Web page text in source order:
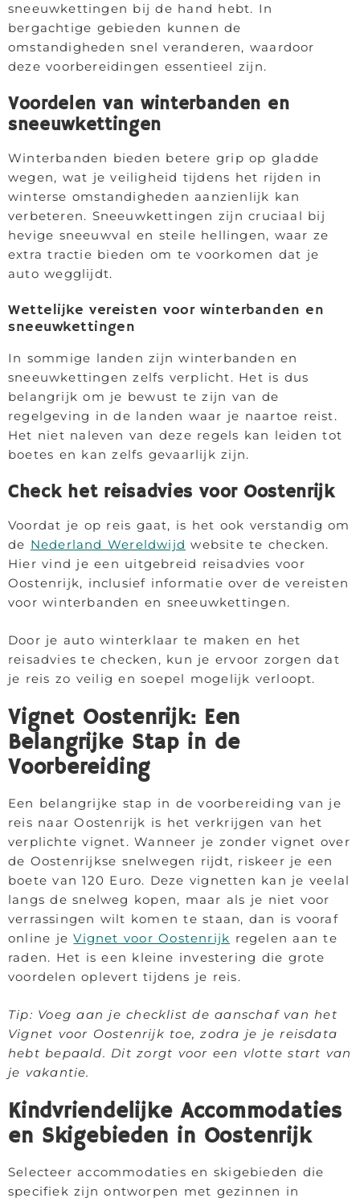
sneeuwkettingen bij de hand hebt. In
bergachtige gebieden kunnen de
omstandigheden snel veranderen, waardoor
deze voorbereidingen essentieel zijn.
Voordelen van winterbanden en
sneeuwkettingen
Winterbanden bieden betere grip op gladde
wegen, wat je veiligheid tijdens het rijden in
winterse omstandigheden aanzienlijk kan
verbeteren. Sneeuwkettingen zijn cruciaal bij
hevige sneeuwval en steile hellingen, waar ze
extra tractie bieden om te voorkomen dat je
auto wegglijdt.
Wettelijke vereisten voor winterbanden en
sneeuwkettingen
In sommige landen zijn winterbanden en
sneeuwkettingen zelfs verplicht. Het is dus
belangrijk om je bewust te zijn van de
regelgeving in de landen waar je naartoe reist.
Het niet naleven van deze regels kan leiden tot
boetes en kan zelfs gevaarlijk zijn.
Check het reisadvies voor Oostenrijk
Voordat je op reis gaat, is het ook verstandig om
de Nederland Wereldwijd website te checken.
Hier vind je een uitgebreid reisadvies voor
Oostenrijk, inclusief informatie over de vereisten
voor winterbanden en sneeuwkettingen.
Door je auto winterklaar te maken en het
reisadvies te checken, kun je ervoor zorgen dat
je reis zo veilig en soepel mogelijk verloopt.
Vignet Oostenrijk: Een
Belangrijke Stap in de
Voorbereiding
Een belangrijke stap in de voorbereiding van je
reis naar Oostenrijk is het verkrijgen van het
verplichte vignet. Wanneer je zonder vignet over
de Oostenrijkse snelwegen rijdt, riskeer je een
boete van 120 Euro. Deze vignetten kan je veelal
langs de snelweg kopen, maar als je niet voor
verrassingen wilt komen te staan, dan is vooraf
online jeVignet voor Oostenrijk regelen aan te
raden. Het is een kleine investering die grote
voordelen oplevert tijdens je reis.
Tip: Voeg aan je checklist de aanschaf van het
Vignet voor Oostenrijk toe, zodra je je reisdata
hebt bepaald. Dit zorgt voor een vlotte start van
je vakantie.
Kindvriendelijke Accommodaties
en Skigebieden in Oostenrijk
Selecteer accommodaties en skigebieden die
specifiek zijn ontworpen met gezinnen in